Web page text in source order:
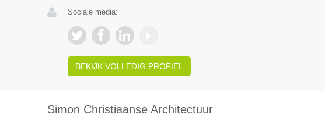
Sociale media:
BEKIJK VOLLEDIG PROFIEL
Simon Christiaanse Architectuur